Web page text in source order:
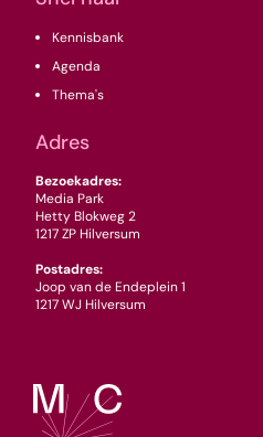
Kennisbank
Agenda
Thema's
Adres
Bezoekadres:
Media Park
Hetty Blokweg 2
1217 ZP Hilversum
Postadres:
Joop van de Endeplein 1
1217 WJ Hilversum